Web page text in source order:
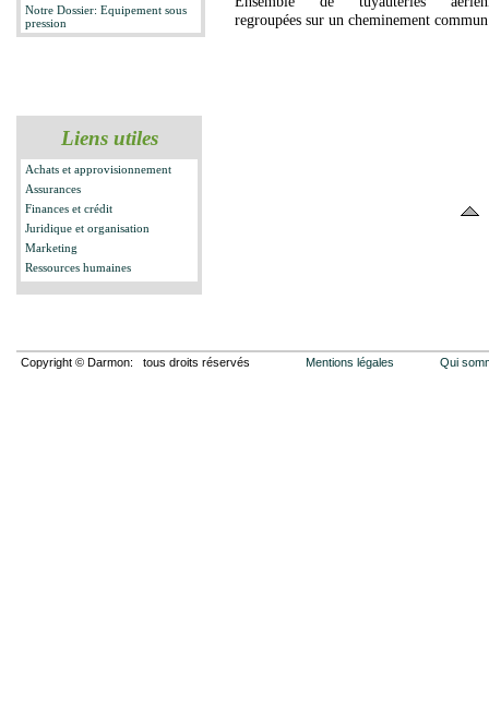
Notre Dossier: Equipement sous
pression
Liens utiles
Achats et approvisionnement
Assurances
Finances et crédit
Juridique et organisation
Marketing
Ressources humaines
regroupées sur un cheminement
Copyright © Darmon: tous droits réservés Mentions légales Qui